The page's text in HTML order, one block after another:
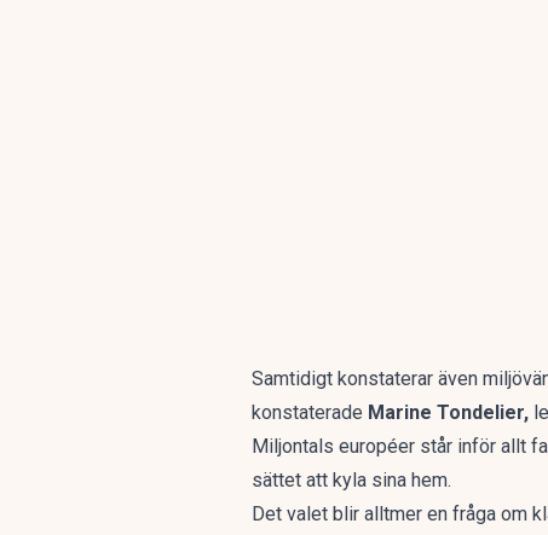
Samtidigt konstaterar även
konstaterade Marine Tondelier,
Miljontals européer står inför allt
sättet att kyla sina hem.
Det valet blir alltmer en fråga om